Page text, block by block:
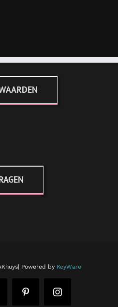
Powered by KeyWare
PinterestInstagram